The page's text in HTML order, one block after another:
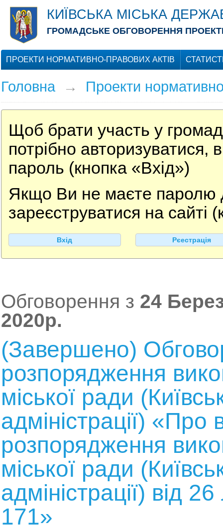
КИЇВСЬКА МІСЬКА
ГРОМАДСЬКЕ ОБГОВОРЕННЯ
ПРОЕКТИ НОРМАТИВНО-ПРАВОВИХ АКТІВ
Головна→ Проекти
Щоб брати участь у
потрібно авторизуватися,
пароль (кнопка «Вхід»)
Якщо Ви не маєте паролю
зареєструватися на сайті
Вхід Рєестрація
Обговорення з 24
2020р.
(Завершено)
розпорядження
міської ради
адміністрації)
розпорядження
міської ради
адміністрації) від
171»